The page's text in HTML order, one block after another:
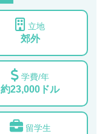
立地
郊外
学費/年
約23,000ドル
留学生